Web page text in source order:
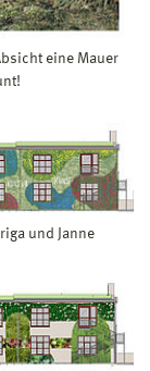
eine Mauer
und Janne